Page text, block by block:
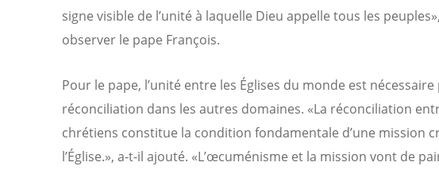
signe visible de l’unité à laquelle Dieu appelle tous les
observer le pape François.
Pour le pape, l’unité entre les Églises du monde est
réconciliation dans les autres domaines. «La réconciliation
chrétiens constitue la condition fondamentale d’une mission
l’Église.», a-t-il ajouté. «L’œcuménisme et la mission vont de